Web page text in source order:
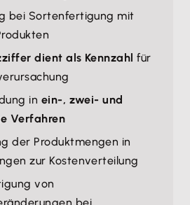
bei Sortenfertigung mit
dient als Kennzahl für
in ein-, zwei- und
Verfahren
der Produktmengen in
zur Kostenverteilung
von